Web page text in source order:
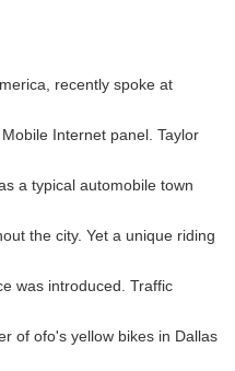
recently spoke at
Internet panel. Taylor
a typical automobile town
the city. Yet a unique riding
was introduced. Traffic
of ofo's yellow bikes in Dallas